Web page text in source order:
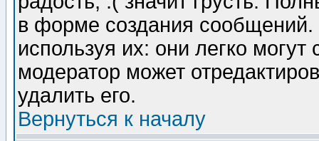
в форме создания сообщений.
используя их: они легко
модератор может
удалить его.
Вернуться к началу